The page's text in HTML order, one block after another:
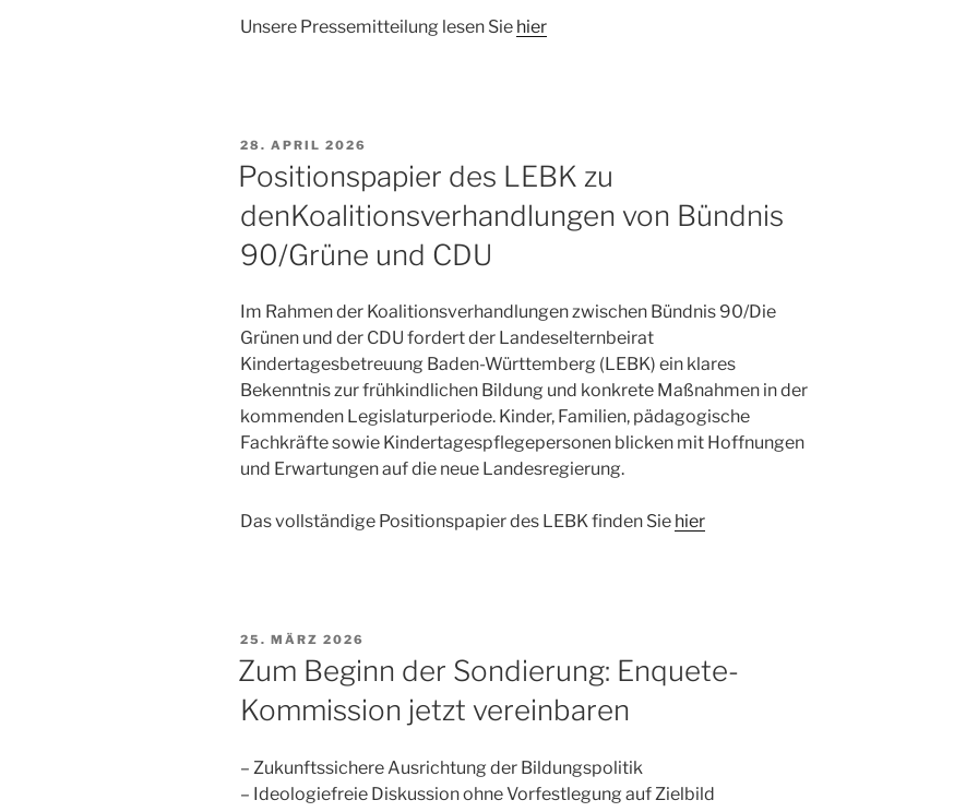
Unsere Pressemitteilung lesen Sie hier
VERÖFFENTLICHT
AM
28. APRIL 2026
Positionspapier des LEBK zu
denKoalitionsverhandlungen von Bündnis
90/Grüne und CDU
Im Rahmen der Koalitionsverhandlungen zwischen Bündnis 90/Die
Grünen und der CDU fordert der Landeselternbeirat
Kindertagesbetreuung Baden-Württemberg (LEBK) ein klares
Bekenntnis zur frühkindlichen Bildung und konkrete Maßnahmen in der
kommenden Legislaturperiode. Kinder, Familien, pädagogische
Fachkräfte sowie Kindertagespflegepersonen blicken mit Hoffnungen
und Erwartungen auf die neue Landesregierung.
Das vollständige Positionspapier des LEBK finden Sie hier
VERÖFFENTLICHT
AM
25. MÄRZ 2026
Zum Beginn der Sondierung: Enquete-
Kommission jetzt vereinbaren
– Zukunftssichere Ausrichtung der Bildungspolitik
– Ideologiefreie Diskussion ohne Vorfestlegung auf Zielbild